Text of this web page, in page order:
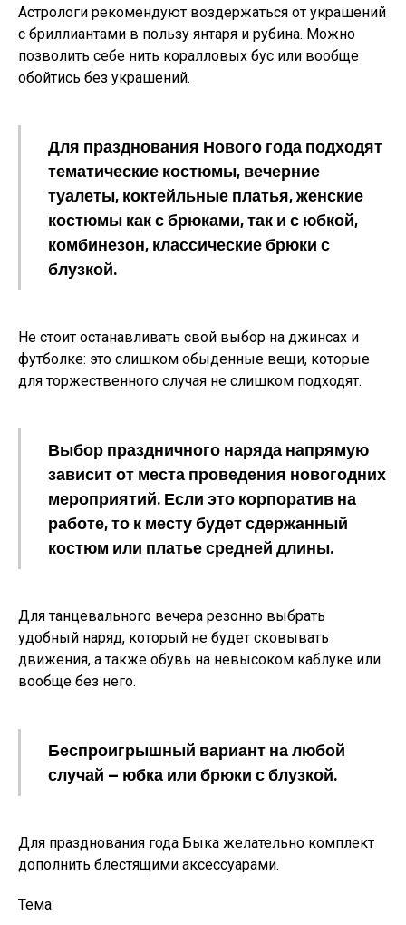
Астрологи рекомендуют воздержаться от украшений
с бриллиантами в пользу янтаря и рубина. Можно
позволить себе нить коралловых бус или вообще
обойтись без украшений.
Для празднования Нового года подходят
тематические костюмы, вечерние
туалеты, коктейльные платья, женские
костюмы как с брюками, так и с юбкой,
комбинезон, классические брюки с
блузкой.
Не стоит останавливать свой выбор на джинсах и
футболке: это слишком обыденные вещи, которые
для торжественного случая не слишком подходят.
Выбор праздничного наряда напрямую
зависит от места проведения новогодних
мероприятий. Если это корпоратив на
работе, то к месту будет сдержанный
костюм или платье средней длины.
Для танцевального вечера резонно выбрать
удобный наряд, который не будет сковывать
движения, а также обувь на невысоком каблуке или
вообще без него.
Беспроигрышный вариант на любой
случай — юбка или брюки с блузкой.
Для празднования года Быка желательно комплект
дополнить блестящими аксессуарами.
Тема: